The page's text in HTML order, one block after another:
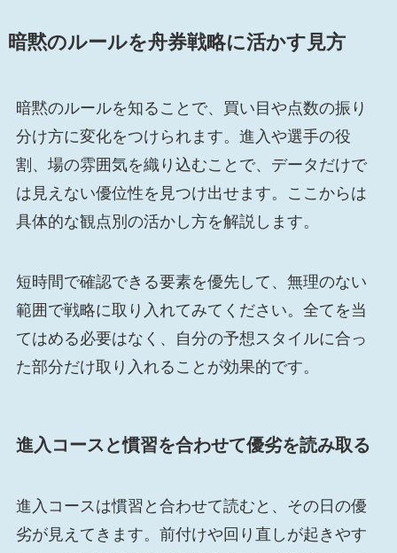
暗黙のルールを舟券戦略に活かす見方
暗黙のルールを知ることで、買い目や点数の振り
分け方に変化をつけられます。進入や選手の役
割、場の雰囲気を織り込むことで、データだけで
は見えない優位性を見つけ出せます。ここからは
具体的な観点別の活かし方を解説します。
短時間で確認できる要素を優先して、無理のない
範囲で戦略に取り入れてみてください。全てを当
てはめる必要はなく、自分の予想スタイルに合っ
た部分だけ取り入れることが効果的です。
進入コースと慣習を合わせて優劣を読み取る
進入コースは慣習と合わせて読むと、その日の優
劣が見えてきます。前付けや回り直しが起きやす